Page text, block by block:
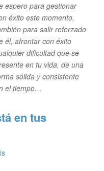
espero para gestionar
éxito este momento,
para salir reforzado
él, afrontar con éxito
dificultad que se
en tu vida, de una
sólida y consistente
el tiempo…
en tus